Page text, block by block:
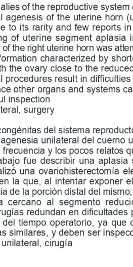
of    the reproductive system
agenesis of the uterine horn
to its rarity and few reports in
of  uterine  segment  aplasia
the right uterine horn was
characterized by
the ovary close to the
procedures result in    dif
other organs and systems
inspection
surgery
del sistema
agenesia unilateral del cuerno
y los pocos relatos
fue  describir  una  aplasia
una ovariohisterectomía
la que, al intentar exponer el
de la porción distal del
cercano  al  segmento
redundan en dificultades
del tiempo operatorio, ya que
similares, y   deben ser
unilateral, cirugía